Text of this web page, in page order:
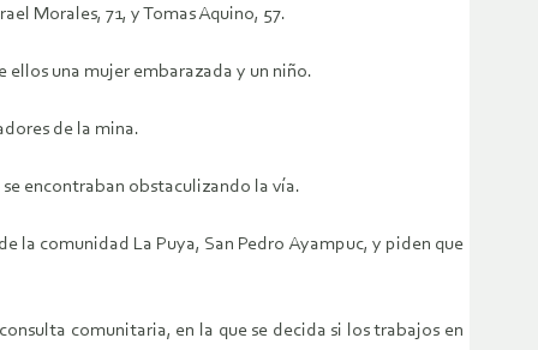
Morales, 71, y Tomas Aquino, 57.
una mujer embarazada y un niño.
de la mina.
encontraban obstaculizando la vía.
la comunidad La Puya, San Pedro Ayampuc, y piden que
comunitaria, en la que se decida si los trabajos en